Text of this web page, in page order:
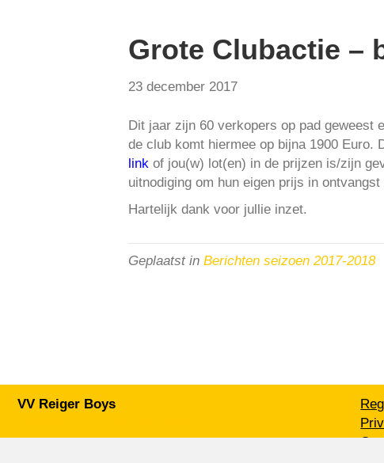
Grote Clubactie –
23 december 2017
Dit jaar zijn 60 verkopers op pad geweest
de club komt hiermee op bijna 1900 Euro.
link of jou(w) lot(en) in de prijzen is/zijn
uitnodiging om hun eigen prijs in ontvangst
Hartelijk dank voor jullie inzet.
Geplaatst in Berichten seizoen 2017-2018
VV Reiger Boys
1705 NA Heerhugowaard